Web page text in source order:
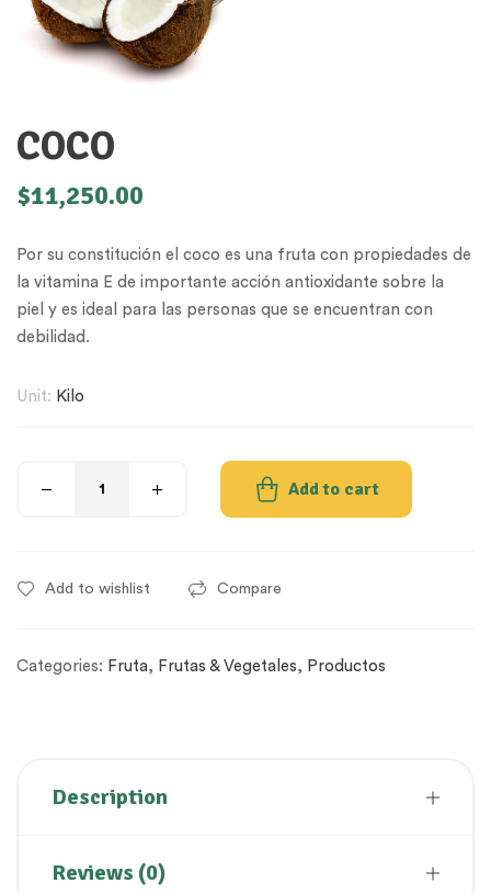
COCO
$11,250.00
Por su constitución el coco es una fruta con propiedades de
la vitamina E de importante acción antioxidante sobre la
piel y es ideal para las personas que se encuentran con
debilidad.
Unit: Kilo
Add to cart
Add to wishlist Compare
Categories: Fruta, Frutas & Vegetales, Productos
Description
Reviews (0)